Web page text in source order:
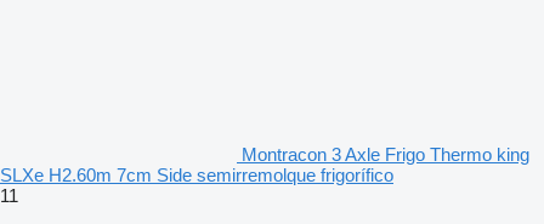
Montracon 3 Axle Frigo Thermo king
SLXe H2.60m 7cm Side semirremolque frigorífico
11